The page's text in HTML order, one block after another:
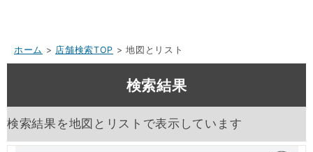
ホーム > 店舗検索TOP > 地図とリスト
検索結果
検索結果を地図とリストで表示しています